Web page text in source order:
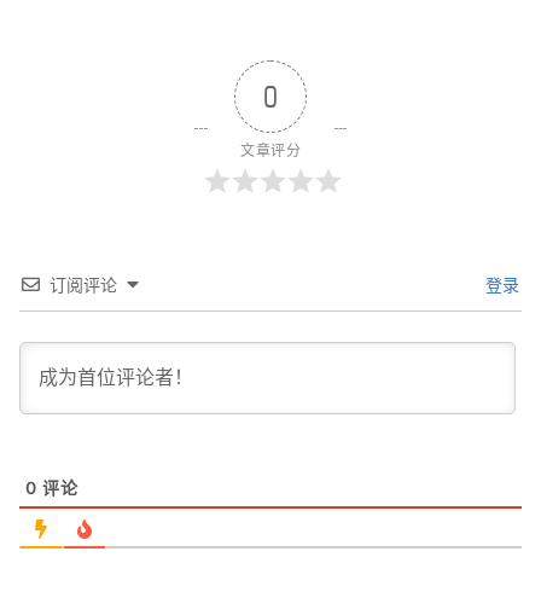
0
文章评分
订阅评论 登录
0 评论